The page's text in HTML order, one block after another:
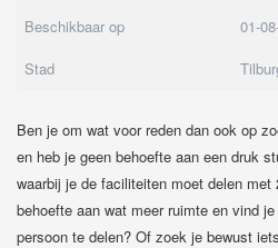
Beschikbaar op
01-
Stad
Ben je om wat voor reden dan ook op
en heb je geen behoefte aan een druk
waarbij je de faciliteiten moet delen met
behoefte aan wat meer ruimte en vind
persoon te delen? Of zoek je bewust